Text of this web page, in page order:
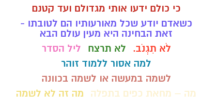
כי כולם ידעו אותי מגדולם ועד קטנם
כשאדם יודע שכל מאורעותיו הם לטובתו -
זאת הבחינה היא מעין עולם הבא
לֹא תִגְנֹב.
לא תרצח
ליל הסדר
למה אסור ללמוד זוהר
לשמה במעשה או לשמה בכוונה
מה – מחאת כפים בתפלה
מה זה לא לשמה